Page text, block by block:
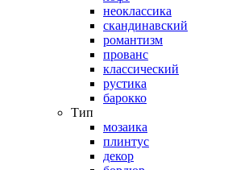
неоклассика
скандинавский
романтизм
прованс
классический
рустика
барокко
Тип
мозаика
плинтус
декор